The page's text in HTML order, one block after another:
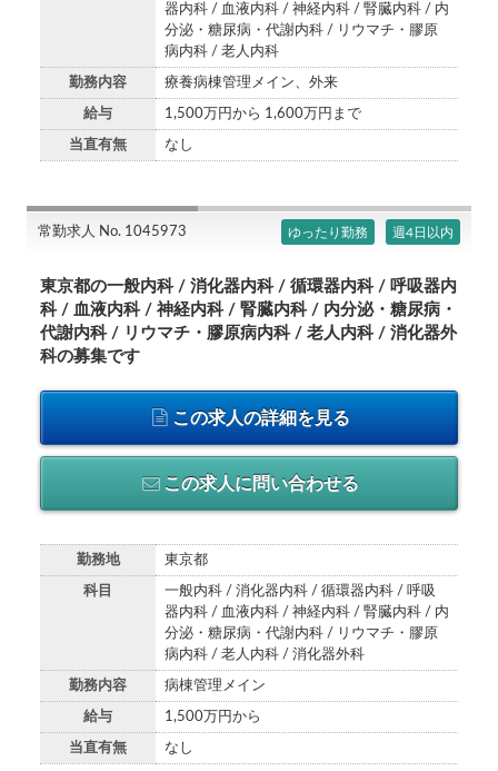
器内科 / 血液内科 / 神経内科 / 腎臓内科 / 内
分泌・糖尿病・代謝内科 / リウマチ・膠原
病内科 / 老人内科
勤務内容 療養病棟管理メイン、外来
給与 1,500万円から 1,600万円まで
当直有無 なし
常勤求人 No. 1045973 ゆったり勤務 週4日以内
東京都の一般内科 / 消化器内科 / 循環器内科 / 呼吸器内
科 / 血液内科 / 神経内科 / 腎臓内科 / 内分泌・糖尿病・
代謝内科 / リウマチ・膠原病内科 / 老人内科 / 消化器外
科の募集です
この求人の詳細を見る
この求人に問い合わせる
勤務地 東京都
科目
一般内科 / 消化器内科 / 循環器内科 / 呼吸
器内科 / 血液内科 / 神経内科 / 腎臓内科 / 内
分泌・糖尿病・代謝内科 / リウマチ・膠原
病内科 / 老人内科 / 消化器外科
勤務内容 病棟管理メイン
給与 1,500万円から
当直有無 なし